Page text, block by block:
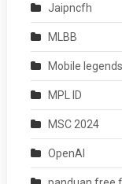
Jaipncfh
MLBB
Mobile legends
MPL ID
MSC 2024
OpenAI